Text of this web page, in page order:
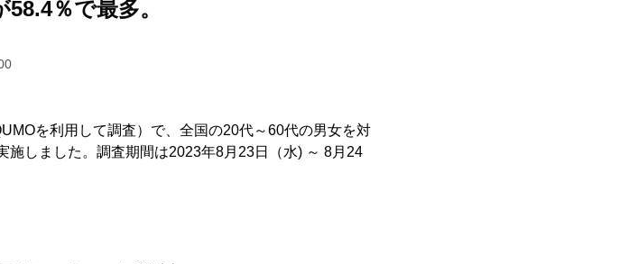
58.4％で最多。
を利用して調査）で、全国の20代～60代の男女を対
しました。調査期間は2023年8月23日（水) ～ 8月24